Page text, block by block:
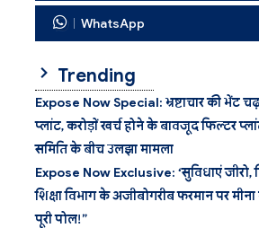
WhatsApp
Trending
Expose Now Special: भ्रष्टाचार की भेंट
प्लांट, करोड़ों खर्च होने के बावजूद फिल्टर
समिति के बीच उलझा मामला
Expose Now Exclusive: ‘सुविधाएं जीरो,
शिक्षा विभाग के अजीबोगरीब फरमान पर
पूरी पोल!”